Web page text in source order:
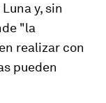
y, sin
"la
realizar con
pueden